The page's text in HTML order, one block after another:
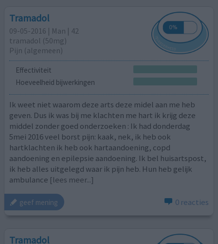
Tramadol
09-05-2016 | Man | 42
tramadol (50mg)
Pijn (algemeen)
Effectiviteit
Hoeveelheid bijwerkingen
Ik weet niet waarom deze arts deze midel aan me heb
geven. Dus ik was bij me klachten me hart ik krijg deze
middel zonder goed onderzoeken : Ik had donderdag
5mei 2016 veel borst pijn: kaak, nek, ik heb ook
hartklachten ik heb ook hartaandoening, copd
aandoening en epilepsie aandoening. Ik bel huisartspost,
ik heb alles uitgelegd waar ik pijn heb. Hun heb gelijk
ambulance [lees meer...]
geef mening 0 reacties
Tramadol